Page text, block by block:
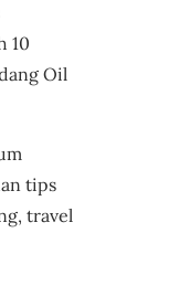
10
Oil
tips
travel